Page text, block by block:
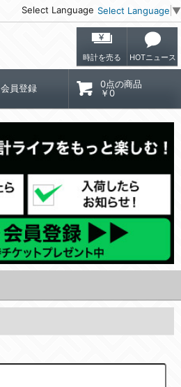
Select Language Select Language ▼
時計を売る HOTニュース
会員登録
0点の商品
￥0